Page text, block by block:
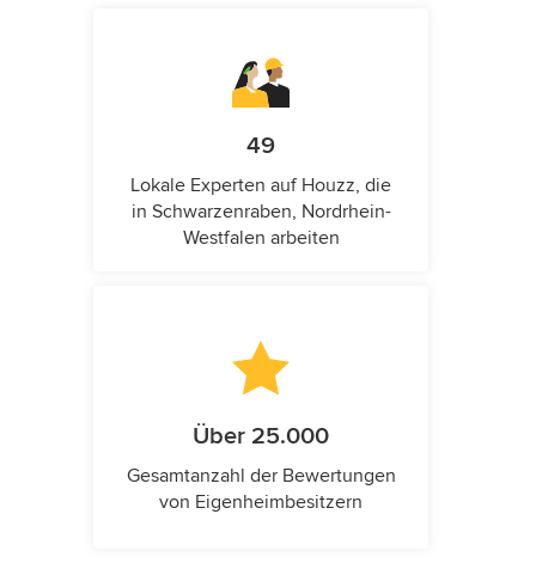
49
Lokale Experten auf Houzz, die
in Schwarzenraben, Nordrhein-
Westfalen arbeiten
Über 25.000
Gesamtanzahl der Bewertungen
von Eigenheimbesitzern